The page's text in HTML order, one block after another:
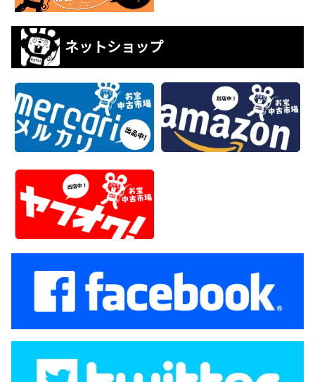
ネットショップ